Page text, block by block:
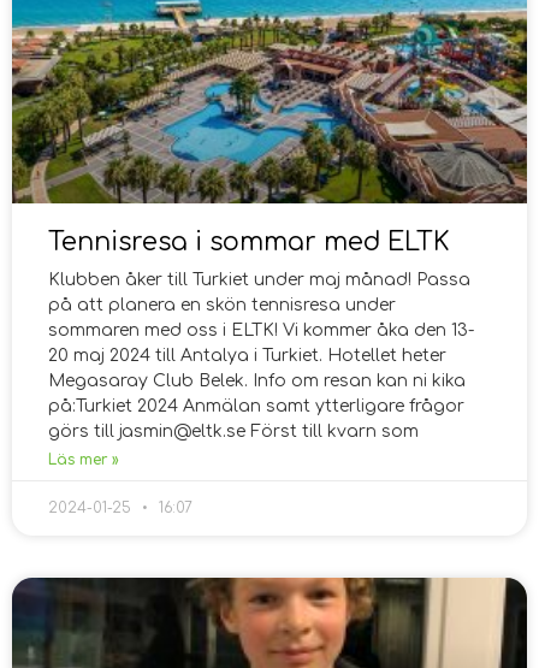
Tennisresa i sommar med ELTK
Klubben åker till Turkiet under maj månad! Passa
på att planera en skön tennisresa under
sommaren med oss i ELTK! Vi kommer åka den 13-
20 maj 2024 till Antalya i Turkiet. Hotellet heter
Megasaray Club Belek. Info om resan kan ni kika
på:Turkiet 2024 Anmälan samt ytterligare frågor
görs till jasmin@eltk.se Först till kvarn som
Läs mer »
2024-01-25 16:07